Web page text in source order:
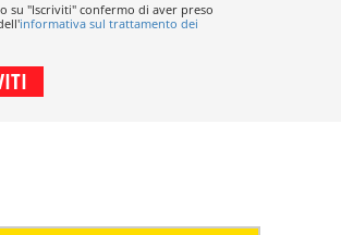
su "Iscriviti" confermo di aver preso
informativa sul trattamento dei